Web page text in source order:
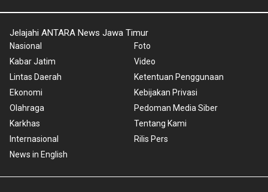
Jelajahi ANTARA News Jawa Timur
Nasional
Kabar Jatim
Lintas Daerah
Ekonomi
Olahraga
Karkhas
Internasional
News in English
Foto
Video
Ketentuan Penggunaan
Kebijakan Privasi
Pedoman Media Siber
Tentang Kami
Rilis Pers